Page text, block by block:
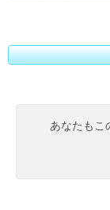
あなたもこ